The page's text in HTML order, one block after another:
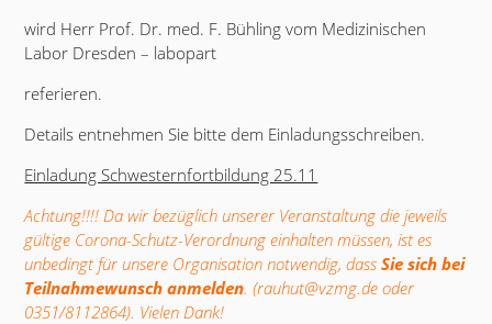
wird Herr Prof. Dr. med. F. Bühling vom Medizinischen
Labor Dresden – labopart
referieren.
Details entnehmen Sie bitte dem Einladungsschreiben.
Einladung Schwesternfortbildung 25.11
Achtung!!!! Da wir bezüglich unserer Veranstaltung die jeweils
gültige Corona-Schutz-Verordnung einhalten müssen, ist es
unbedingt für unsere Organisation notwendig, dassSie sich bei
Teilnahmewunsch anmelden. (rauhut@vzmg.de oder
0351/8112864). Vielen Dank!